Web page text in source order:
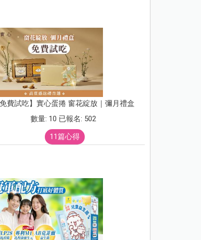
免費試吃】實心蛋捲 窗花綻放｜彌月禮盒
數量: 10 已報名: 502
11篇心得